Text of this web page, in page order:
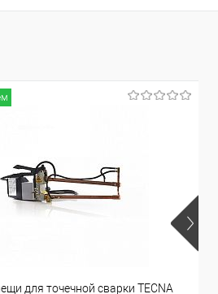
для точечной сварки TECNA